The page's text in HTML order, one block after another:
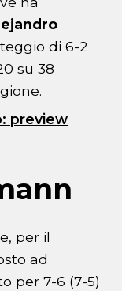
di 6-2
su 38
preview
per il
ad
per 7-6 (7-5)